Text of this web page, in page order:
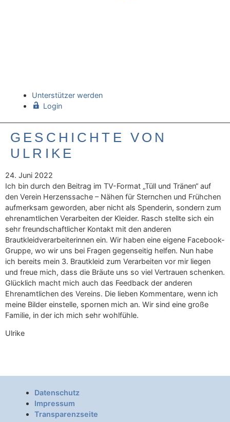
Unterstützer werden
Login
GESCHICHTE VON
ULRIKE
24. Juni 2022
Ich bin durch den Beitrag im TV-Format „Tüll und Tränen“ auf
den Verein Herzenssache – Nähen für Sternchen und Frühchen
aufmerksam geworden, aber nicht als Spenderin, sondern zum
ehrenamtlichen Verarbeiten der Kleider. Rasch stellte sich ein
sehr freundschaftlicher Kontakt mit den anderen
Brautkleidverarbeiterinnen ein. Wir haben eine eigene Facebook-
Gruppe, wo wir uns bei Fragen gegenseitig helfen. Nun habe
ich bereits mein 3. Brautkleid zum Verarbeiten vor mir liegen
und freue mich, dass die Bräute uns so viel Vertrauen schenken.
Glücklich macht mich auch das Feedback der anderen
Ehrenamtlichen des Vereins. Die lieben Kommentare, wenn ich
meine Bilder einstelle, spornen mich an. Wir sind eine große
Familie, in der ich mich sehr wohlfühle.
Ulrike
Datenschutz
Impressum
Transparenzseite